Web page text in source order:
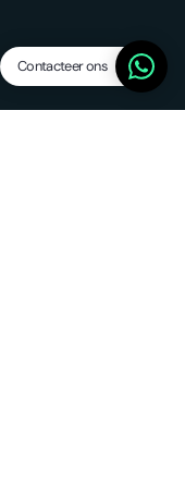
Contacteer ons